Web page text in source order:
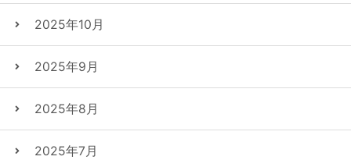
2025年10月
2025年9月
2025年8月
2025年7月